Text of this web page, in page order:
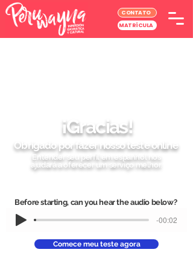
CONTATO
MATRÍCULA
¡Gracias!
Obrigado por fazer nosso teste online
Entender seu perfil em espanhol nos
ajudará a oferecer um serviço melhor.
-00:02
Before starting, can you hear the audio below?
Comece meu teste agora